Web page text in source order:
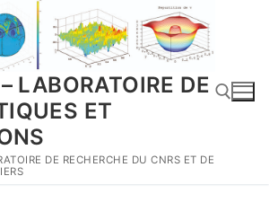
LABORATOIRE DE
ET
DE RECHERCHE DU CNRS ET DE
Rechercher :